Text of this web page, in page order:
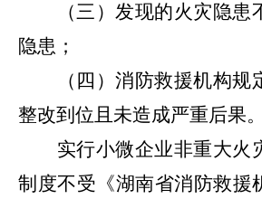
（三）发现的火灾隐
隐患；
（四）消防救援机构规
整改到位且未造成严重后果。
实行小微企业非重大火
制度不受《湖南省消防救援